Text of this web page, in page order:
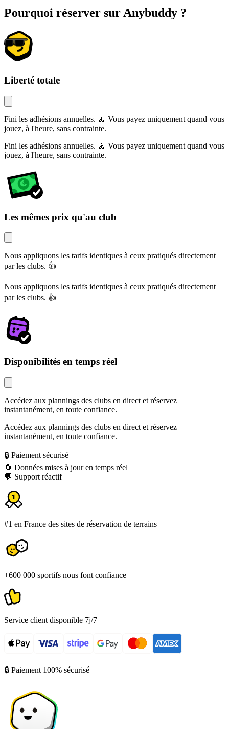
Pourquoi réserver sur Anybuddy ?
Liberté totale
Fini les adhésions annuelles. 🧘 Vous payez uniquement quand vous
jouez, à l'heure, sans contrainte.
Fini les adhésions annuelles. 🧘 Vous payez uniquement quand vous
jouez, à l'heure, sans contrainte.
Les mêmes prix qu'au club
Nous appliquons les tarifs identiques à ceux pratiqués directement
par les clubs. 👍
Nous appliquons les tarifs identiques à ceux pratiqués directement
par les clubs. 👍
Disponibilités en temps réel
Accédez aux plannings des clubs en direct et réservez
instantanément, en toute confiance.
Accédez aux plannings des clubs en direct et réservez
instantanément, en toute confiance.
🔒 Paiement sécurisé
🔄 Données mises à jour en temps réel
💬 Support réactif
#1 en France des sites de réservation de terrains
+600 000 sportifs nous font confiance
Service client disponible 7j/7
🔒 Paiement 100% sécurisé